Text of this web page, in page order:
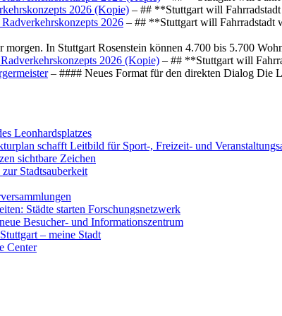
2026 (Kopie) – ## **Stuttgart will
2026 – ## **Stuttgart will Fahrradstadt
morgen. In Stuttgart Rosenstein können 4.700 bis 5.700
2026 (Kopie) – ## **Stuttgart will
– #### Neues Format für den direkten Dialog Die
Leonhards­platzes
schafft Leitbild für Sport-, Freizeit- und
sichtbare Zeichen
Stadtsauberkeit
Städte starten Forschungsnetzwerk
Besucher- und Informationszentrum
– meine Stadt
Center